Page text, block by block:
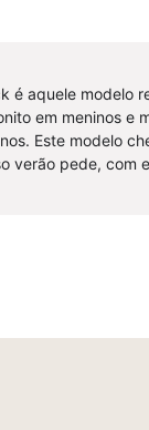
é aquele modelo
em meninos e
Este modelo
verão pede, com